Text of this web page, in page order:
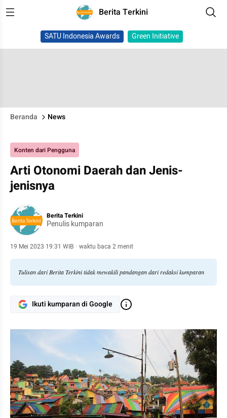
Berita Terkini
SATU Indonesia Awards Green Initiative
Beranda News
Konten dari Pengguna
Arti Otonomi Daerah dan Jenis-
jenisnya
Berita Terkini
Penulis kumparan
19 Mei 2023 19:31 WIB · waktu baca 2 menit
Tulisan dari Berita Terkini tidak mewakili pandangan dari redaksi kumparan
Ikuti kumparan di Google